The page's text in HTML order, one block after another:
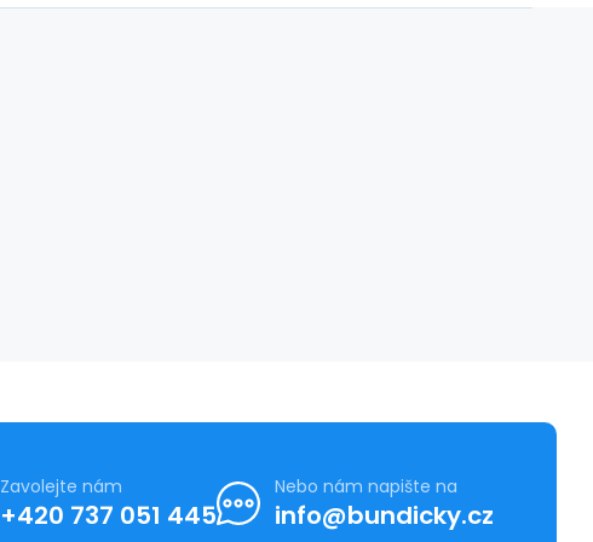
Zavolejte nám
+420 737 051 445
Nebo nám napište na
info@bundicky.cz